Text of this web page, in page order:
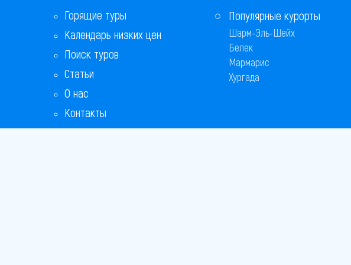
Горящие туры
Календарь низких цен
Поиск туров
Статьи
О нас
Контакты
Популярные курорты
Шарм-Эль-Шейх
Белек
Мармарис
Хургада